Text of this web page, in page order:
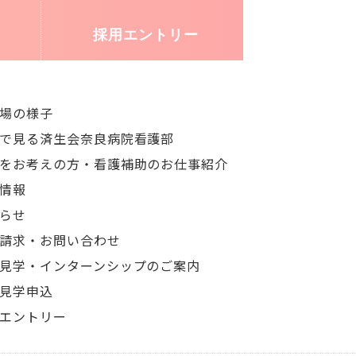
採用 エントリー
の様子
見る済生会奈良病院看護部
お考えの方・看護補助のお仕事紹介
報
せ
求・お問い合わせ
学・インターンシップのご案内
学申込
ントリー